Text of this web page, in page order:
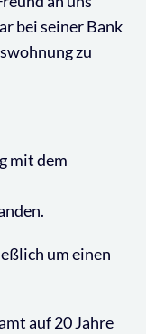
bei seiner Bank
zu
mit dem
um einen
auf 20 Jahre